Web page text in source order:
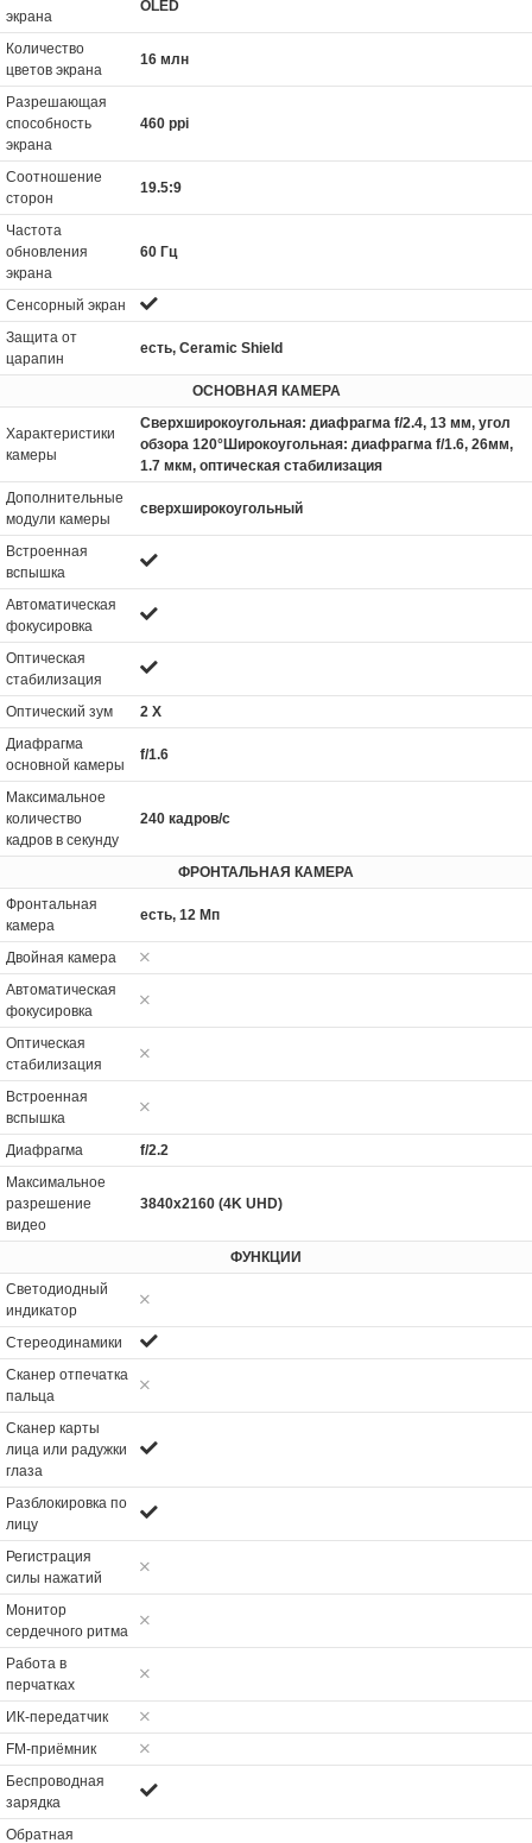
экрана
OLED
Количество
цветов экрана
16 млн
Разрешающая
способность
экрана
460 ppi
Соотношение
сторон
19.5:9
Частота
обновления
экрана
60 Гц
Сенсорный экран
Защита от
царапин
есть, Ceramic Shield
ОСНОВНАЯ КАМЕРА
Характеристики
камеры
Сверхширокоугольная: диафрагма f/2.4, 13 мм, угол
обзора 120°Широкоугольная: диафрагма f/1.6, 26мм,
1.7 мкм, оптическая стабилизация
Дополнительные
модули камеры
сверхширокоугольный
Встроенная
вспышка
Автоматическая
фокусировка
Оптическая
стабилизация
Оптический зум
2 Х
Диафрагма
основной камеры
f/1.6
Максимальное
количество
кадров в секунду
240 кадров/с
ФРОНТАЛЬНАЯ КАМЕРА
Фронтальная
камера
есть, 12 Мп
Двойная камера
Автоматическая
фокусировка
Оптическая
стабилизация
Встроенная
вспышка
Диафрагма
f/2.2
Максимальное
разрешение
видео
3840x2160 (4K UHD)
ФУНКЦИИ
Светодиодный
индикатор
Стереодинамики
Сканер отпечатка
пальца
Сканер карты
лица или радужки
глаза
Разблокировка по
лицу
Регистрация
силы нажатий
Монитор
сердечного ритма
Работа в
перчатках
ИК-передатчик
FM-приёмник
Беспроводная
зарядка
Обратная